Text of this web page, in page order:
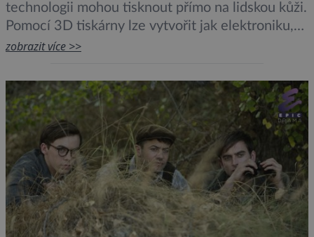
technologii mohou tisknout přímo na lidskou kůži.
Pomocí 3D tiskárny lze vytvořit jak elektroniku,
tak i živé buňky. Výhodou je cena a
přesáhnout částku deseti tisíc korun. Podle
specialistů lze takovou tiskárnu používat
například během armádních misí. Tiskárna […]
zobrazit více >>